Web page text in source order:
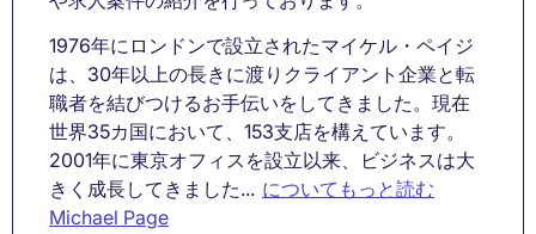
1976年にロンドンで設立されたマイケル・ペイジ
は、30年以上の長きに渡りクライアント企業と転
職者を結びつけるお手伝いをしてきました。現在
世界35カ国において、153支店を構えています。
2001年に東京オフィスを設立以来、ビジネスは大
きく成長してきました... についてもっと読む
Michael Page